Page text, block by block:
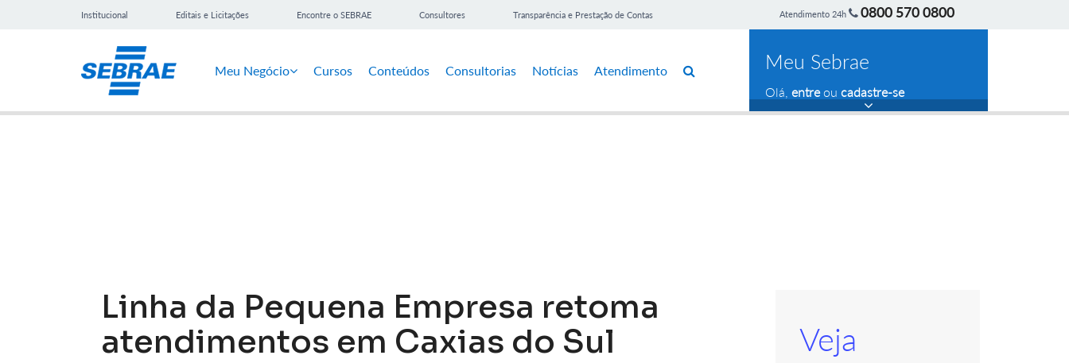
Institucional Editais e Licitações Encontre o SEBRAE Consultores Transparência e Prestação de Contas Atendimento 24h 0800 570 0800
Meu Negócio Cursos Conteúdos Consultorias Notícias Atendimento Meu Sebrae
Olá, entreou cadastre-se
Linha da Pequena Empresa retoma
atendimentos em Caxias do Sul
Veja